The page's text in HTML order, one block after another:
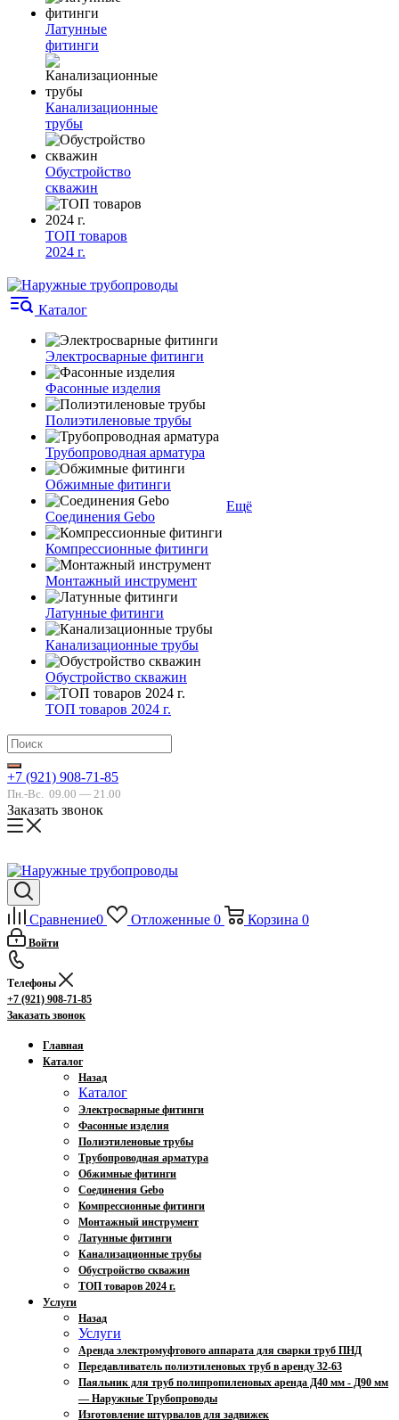
Латунные
фитинги
Канализационные
трубы
Обустройство
скважин
ТОП товаров
2024 г.
Каталог
Электросварные фитинги
Фасонные изделия
Полиэтиленовые трубы
Трубопроводная арматура
Обжимные фитинги
Соединения Gebo
Компрессионные фитинги
Монтажный инструмент
Латунные фитинги
Канализационные трубы
Обустройство скважин
ТОП товаров 2024 г.
Ещё
+7 (921) 908-71-85
Пн.-Вс. 09.00 — 21.00
Заказать звонок
Сравнение0 Отложенные 0 Корзина 0
Войти
Телефоны
+7 (921) 908-71-85
Заказать звонок
Главная
Каталог
Назад
Каталог
Электросварные фитинги
Фасонные изделия
Полиэтиленовые трубы
Трубопроводная арматура
Обжимные фитинги
Соединения Gebo
Компрессионные фитинги
Монтажный инструмент
Латунные фитинги
Канализационные трубы
Обустройство скважин
ТОП товаров 2024 г.
Услуги
Назад
Услуги
Аренда электромуфтового аппарата для сварки труб ПНД
Передавливатель полиэтиленовых труб в аренду 32-63
Паяльник для труб полипропиленовых аренда Д40 мм - Д90 мм
— Наружные Трубопроводы
Изготовление штурвалов для задвижек